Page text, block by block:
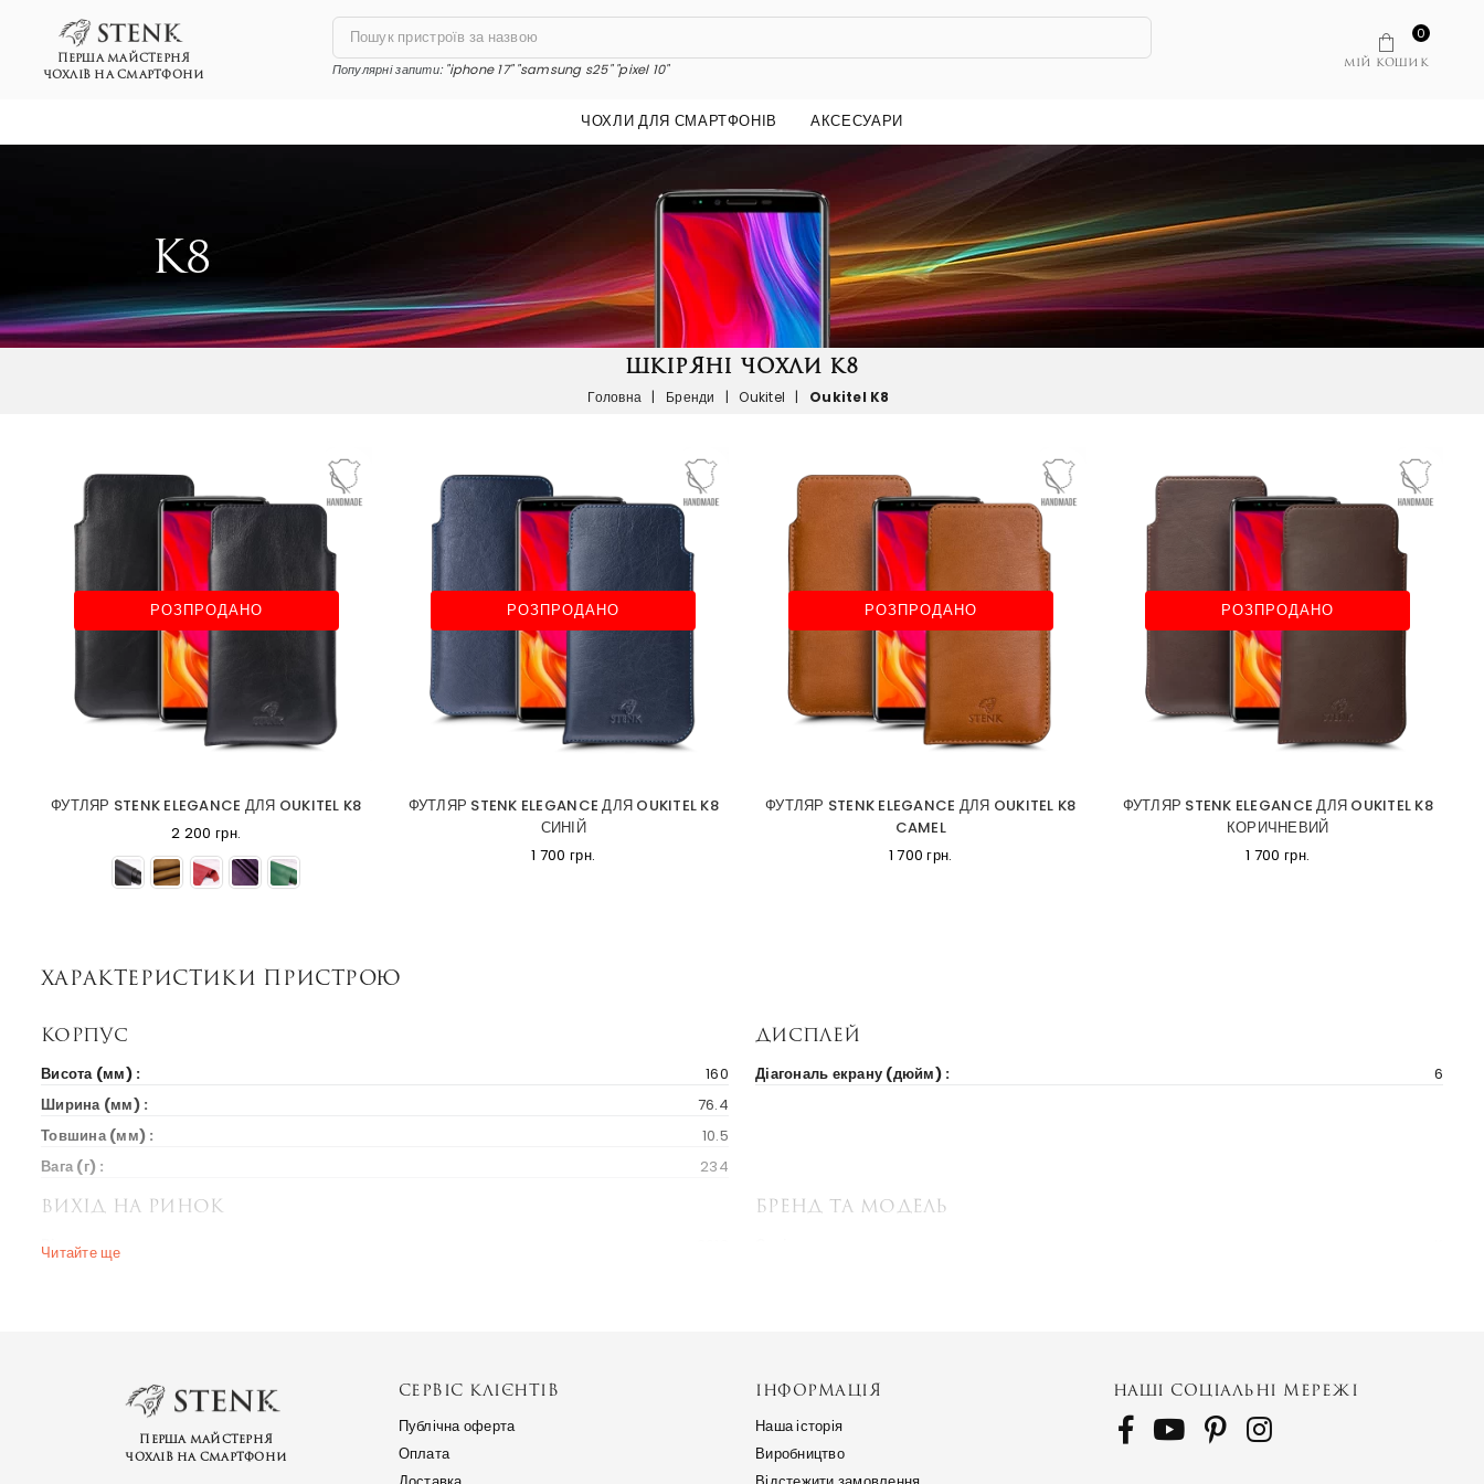
ПЕРША МАЙСТЕРНЯ
ЧОХЛІВ НА СМАРТФОНИ
Популярні запити:"iphone 17" "samsung s25" "pixel 10" МІЙ КОШИК
0
ЧОХЛИ ДЛЯ СМАРТФОНІВ АКСЕСУАРИ
ШКІРЯНІ ЧОХЛИ K8
Головна | Бренди | Oukitel | Oukitel K8
РОЗПРОДАНО
ФУТЛЯР STENK ELEGANCE ДЛЯ OUKITEL K8
2 200 грн.
РОЗПРОДАНО
ФУТЛЯР STENK ELEGANCE ДЛЯ OUKITEL K8
СИНІЙ
1 700 грн.
РОЗПРОДАНО
ФУТЛЯР STENK ELEGANCE ДЛЯ OUKITEL K8
CAMEL
1 700 грн.
РОЗПРОДАНО
ФУТЛЯР STENK ELEGANCE ДЛЯ OUKITEL K8
КОРИЧНЕВИЙ
1 700 грн.
Характеристики пристрою
Корпус
Висота (мм) :
160
Ширина (мм) :
76.4
Товшина (мм) :
10.5
Вага (г) :
234
Дисплей
Діагональ екрану (дюйм) : 6
Вихід на ринок
Рік випуску :
Бренд та модель
Читайте ще
Перша майстерня
чохлів на смартфони
СЕРВІС КЛІЄНТІВ
Публічна оферта
Оплата
ІНФОРМАЦІЯ
Наша історія
Виробництво
НАШІ СОЦІАЛЬНІ МЕРЕЖІ